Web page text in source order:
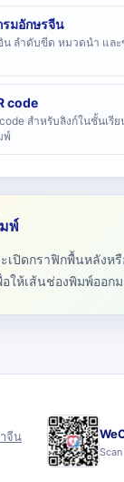
มอักษรจีน
น ลำดับขีด หมวดนำ และ
code
สำหรับลิงก์ในชั้นเรีย
พ์
พ์
เปิดกราฟิกพื้นหลังห
ให้เส้นช่องพิมพ์ออก
จีน